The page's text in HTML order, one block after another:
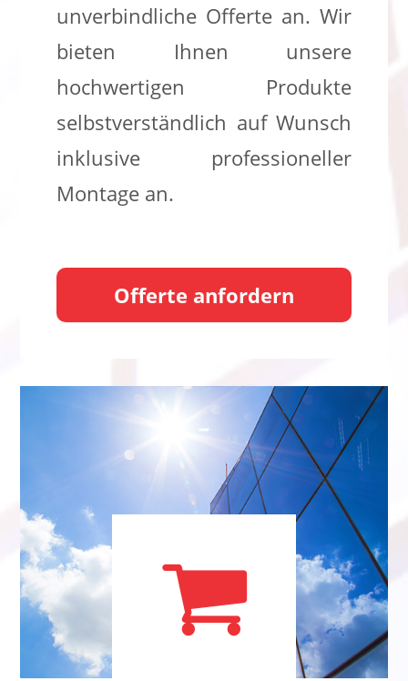
unverbindliche Offerte an. Wir
bieten Ihnen unsere
hochwertigen Produkte
selbstverständlich auf Wunsch
inklusive professioneller
Montage an.
Offerte anfordern